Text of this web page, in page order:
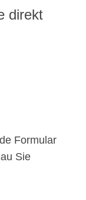
direkt
Formular
Sie